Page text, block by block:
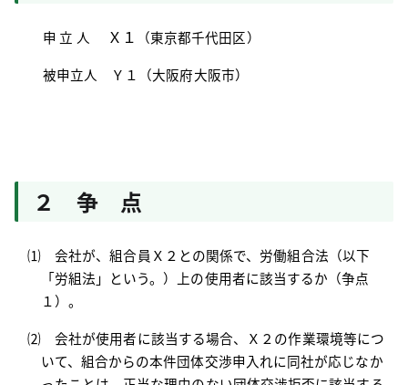
申立人 Ｘ１
（東京都千代田区）
被申立人 Ｙ１
（大阪府大阪市）
２ 争 点
⑴ 会社が、組合員Ｘ２との関係で、労働組合法（以下
「労組法」という。）上の使用者に該当するか（争点
１）。
⑵ 会社が使用者に該当する場合、Ｘ２の作業環境等につ
いて、組合からの本件団体交渉申入れに同社が応じなか